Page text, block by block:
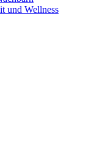
und Wellness